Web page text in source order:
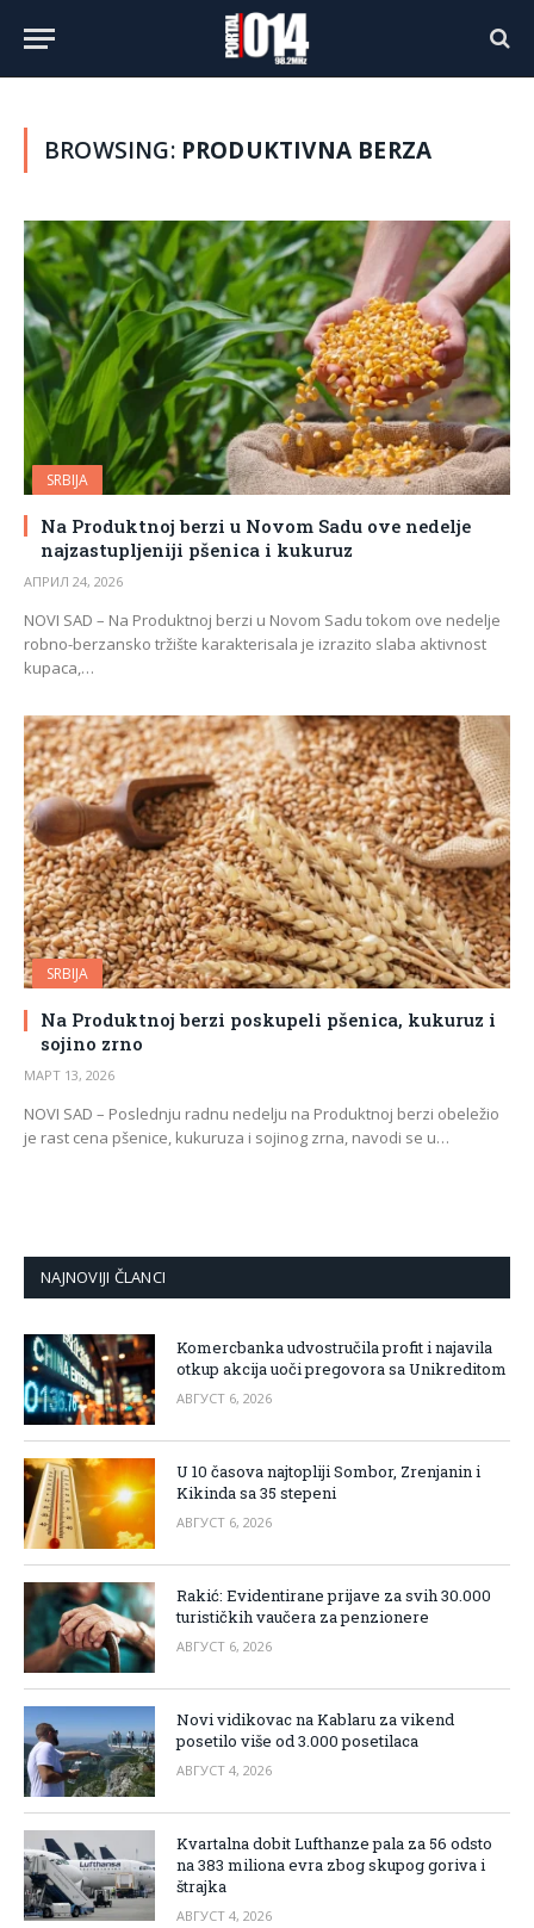
BROWSING: PRODUKTIVNA BERZA
SRBIJA
Na Produktnoj berzi u Novom Sadu ove nedelje
najzastupljeniji pšenica i kukuruz
АПРИЛ 24, 2026
NOVI SAD – Na Produktnoj berzi u Novom Sadu tokom ove nedelje
robno-berzansko tržište karakterisala je izrazito slaba aktivnost
kupaca,…
SRBIJA
Na Produktnoj berzi poskupeli pšenica, kukuruz i
sojino zrno
МАРТ 13, 2026
NOVI SAD – Poslednju radnu nedelju na Produktnoj berzi obeležio
je rast cena pšenice, kukuruza i sojinog zrna, navodi se u…
NAJNOVIJI ČLANCI
Komercbanka udvostručila profit i najavila
otkup akcija uoči pregovora sa Unikreditom
АВГУСТ 6, 2026
U 10 časova najtopliji Sombor, Zrenjanin i
Kikinda sa 35 stepeni
АВГУСТ 6, 2026
Rakić: Evidentirane prijave za svih 30.000
turističkih vaučera za penzionere
АВГУСТ 6, 2026
Novi vidikovac na Kablaru za vikend
posetilo više od 3.000 posetilaca
АВГУСТ 4, 2026
Kvartalna dobit Lufthanze pala za 56 odsto
na 383 miliona evra zbog skupog goriva i
štrajka
АВГУСТ 4, 2026